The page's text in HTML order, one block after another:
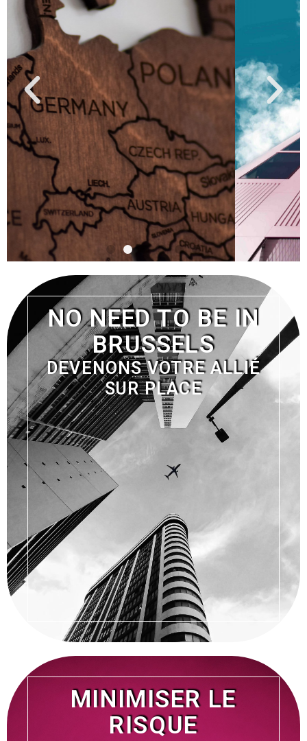
INTERNATIONAL
DEVENONS VOTRE
ALLIÉ SUR PLACE
NO NEED TO BE IN
BRUSSELS
DEVENONS VOTRE ALLIÉ
SUR PLACE
MINIMISER LE
RISQUE